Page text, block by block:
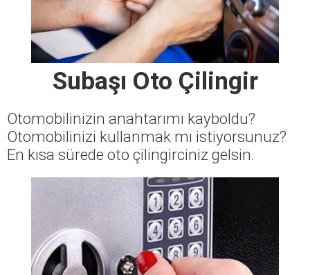
Subaşı Oto Çilingir
Otomobilinizin anahtarımı kayboldu?
Otomobilinizi kullanmak mı istiyorsunuz?
En kısa sürede oto çilingirciniz gelsin.